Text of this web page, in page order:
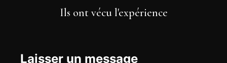
Ils ont vécu l'expérience